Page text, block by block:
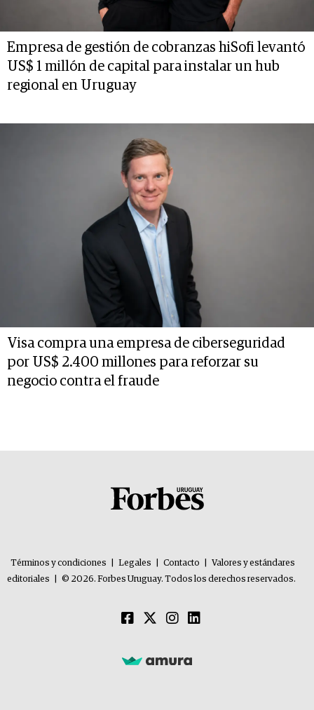
Empresa de gestión de cobranzas hiSofi levantó
US$ 1 millón de capital para instalar un hub
regional en Uruguay
Visa compra una empresa de ciberseguridad
por US$ 2.400 millones para reforzar su
negocio contra el fraude
Términos y condiciones Legales Contacto
Valores y estándares
editoriales
© 2026. Forbes Uruguay. Todos los derechos reservados.